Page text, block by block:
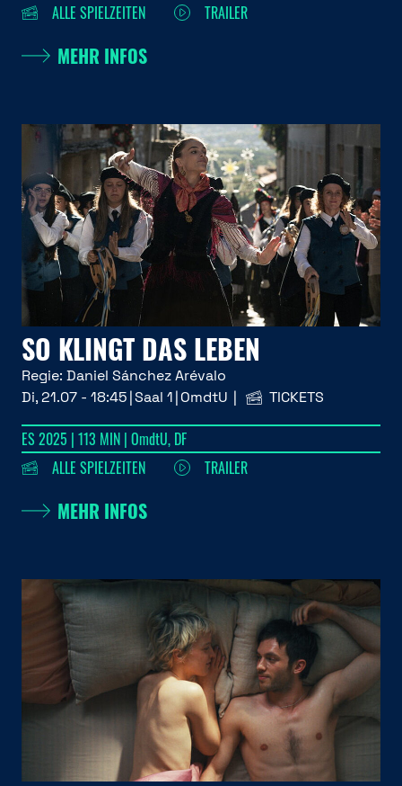
ALLE SPIELZEITEN TRAILER
MEHR INFOS
SO KLINGT DAS LEBEN
Regie: Daniel Sánchez Arévalo
Di, 21.07 - 18:45 Saal 1 OmdtU TICKETS
ES 2025 | 113 MIN | OmdtU, DF
ALLE SPIELZEITEN
TRAILER
MEHR INFOS